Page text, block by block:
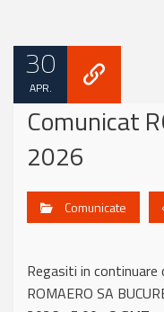
30
APR.
Comunicat
2026
Comunicate
Regasiti in
ROMAERO SA